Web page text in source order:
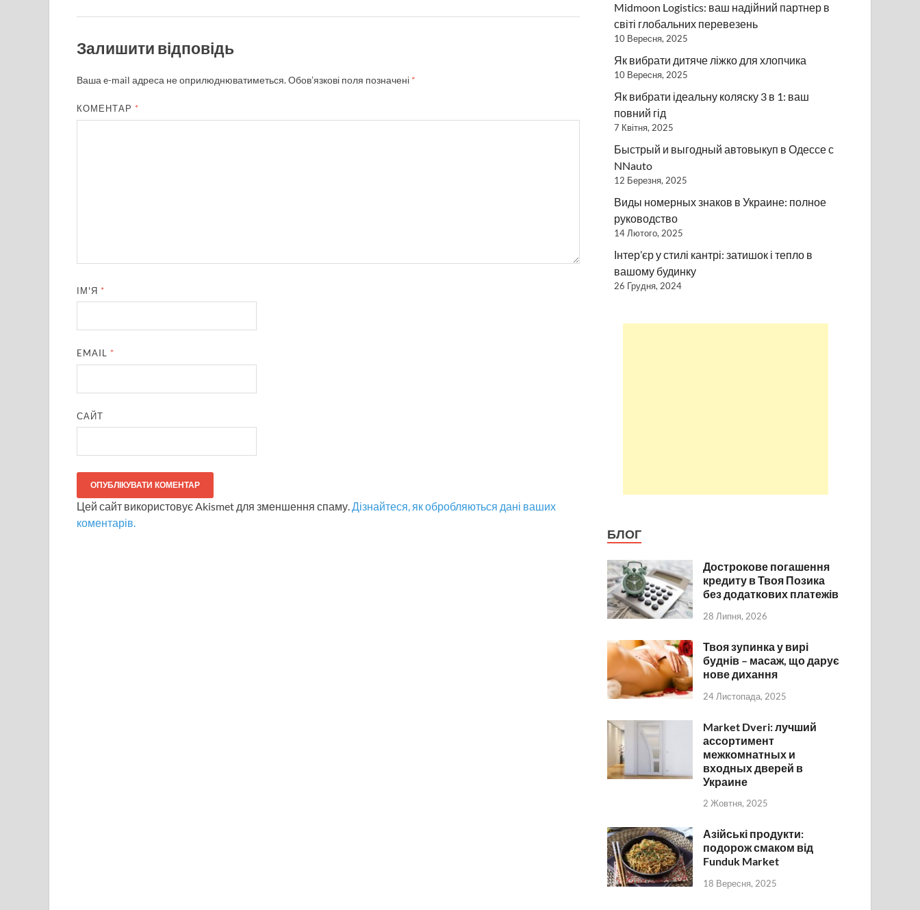
Залишити відповідь
Ваша e-mail адреса не оприлюднюватиметься.Обов’язкові поля позначені *
КОМЕНТАР *
ІМ'Я *
EMAIL *
САЙТ
Цей сайт використовує Akismet для зменшення спаму.Дізнайтеся, як обробляються дані ваших
коментарів.
Midmoon Logistics: ваш надійний партнер в
світі глобальних перевезень
10 Вересня, 2025
Як вибрати дитяче ліжко для хлопчика
10 Вересня, 2025
Як вибрати ідеальну коляску 3 в 1: ваш
повний гід
7 Квітня, 2025
Быстрый и выгодный автовыкуп в Одессе с
NNauto
12 Березня, 2025
Виды номерных знаков в Украине: полное
руководство
14 Лютого, 2025
Інтер’єр у стилі кантрі: затишок і тепло в
вашому будинку
26 Грудня, 2024
БЛОГ
Дострокове погашення
кредиту в Твоя Позика
без додаткових платежів
28 Липня, 2026
Твоя зупинка у вирі
буднів – масаж, що дарує
нове дихання
24 Листопада, 2025
Market Dveri: лучший
ассортимент
межкомнатных и
входных дверей в
Украине
2 Жовтня, 2025
Азійські продукти:
подорож смаком від
Funduk Market
18 Вересня, 2025